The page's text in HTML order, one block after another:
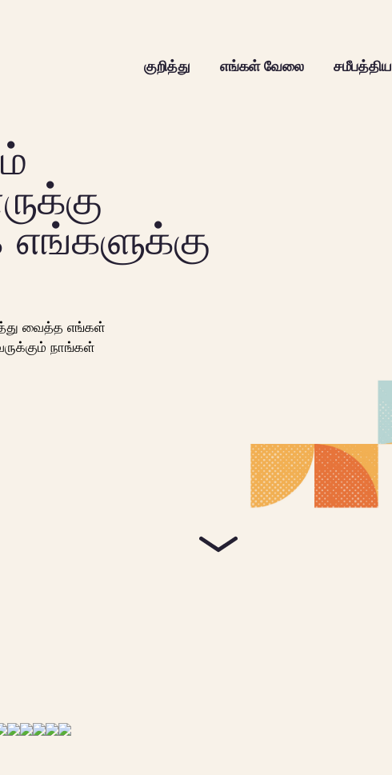
குறித்து
எங்கள் வேலை சமீபத்திய
எங்களுக்கு
வைத்த எங்கள்
நாங்கள்